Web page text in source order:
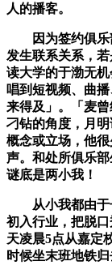
人的播客。
因为签约俱乐
发生联系关系，
读大学的于渤无
唱到短视频、曲
来得及」。「麦
刁钻的角度，月
概念或立场，他
声。和处所俱乐
谜底是两小我！
从小我都由于长
初入行业，把脱
天凌晨5点从嘉定
时候坐末班地铁